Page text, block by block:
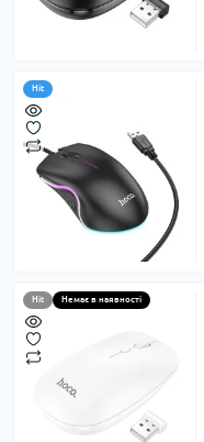
Hit
Hit Немає в наявності